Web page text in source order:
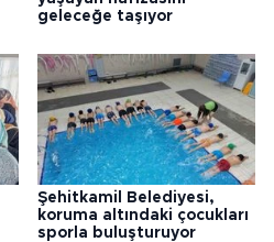
geleceğe taşıyor
Şehitkamil Belediyesi,
koruma altındaki çocukları
sporla buluşturuyor